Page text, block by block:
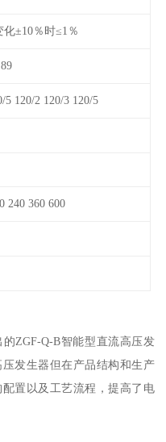
化±10％时≤1％
5 120/2 120/3 120/5
240 360 600
ZGF-Q-B智能型直流高压发
发生器但在产品结构和生产
置以及工艺流程，提高了电